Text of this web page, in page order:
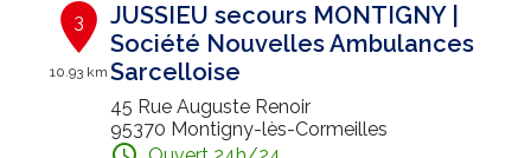
3
10.93 km
JUSSIEU secours MONTIGNY |
Société Nouvelles Ambulances
Sarcelloise
45 Rue Auguste Renoir
95370 Montigny-lès-Cormeilles